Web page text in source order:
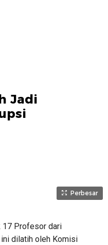
Jadi
Perbesar
17 Profesor dari
dilatih oleh Komisi